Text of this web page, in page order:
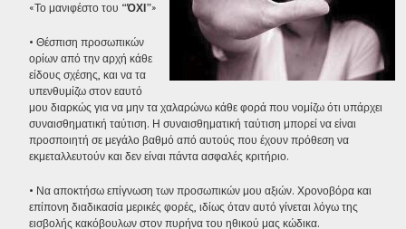
«Το μανιφέστο του “ΌΧΙ”»
• Θέσπιση προσωπικών
ορίων από την αρχή κάθε
είδους σχέσης, και να τα
υπενθυμίζω στον εαυτό
μου διαρκώς για να μην τα χαλαρώνω κάθε φορά που νομίζω ότι υπάρχει
συναισθηματική ταύτιση. Η συναισθηματική ταύτιση μπορεί να είναι
προσποιητή σε μεγάλο βαθμό από αυτούς που έχουν πρόθεση να
εκμεταλλευτούν και δεν είναι πάντα ασφαλές κριτήριο.
• Να αποκτήσω επίγνωση των προσωπικών μου αξιών. Χρονοβόρα και
επίπονη διαδικασία μερικές φορές, ιδίως όταν αυτό γίνεται λόγω της
εισβολής κακόβουλων στον πυρήνα του ηθικού μας κώδικα.